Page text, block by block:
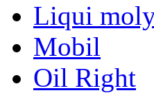
Liqui
Mobil
Oil Right